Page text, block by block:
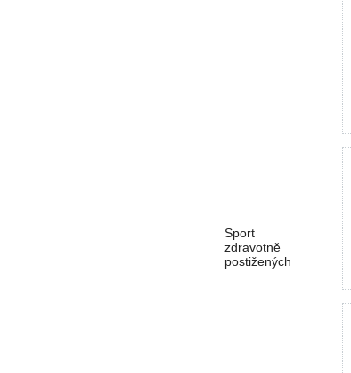
Sport
zdravotně
postižených